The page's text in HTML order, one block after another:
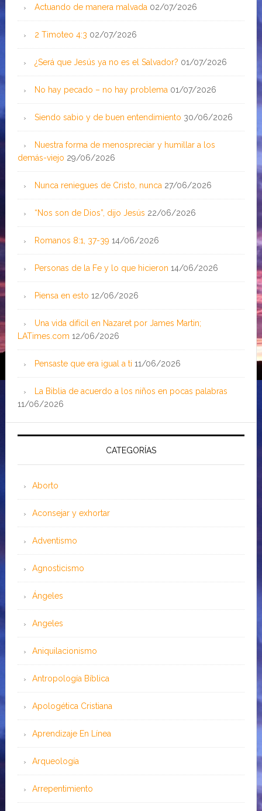
Actuando de manera malvada 02/07/2026
2 Timoteo 4:3 02/07/2026
¿Será que Jesús ya no es el Salvador? 01/07/2026
No hay pecado – no hay problema 01/07/2026
Siendo sabio y de buen entendimiento 30/06/2026
Nuestra forma de menospreciar y humillar a los
demás-viejo 29/06/2026
Nunca reniegues de Cristo, nunca 27/06/2026
“Nos son de Dios”, dijo Jesús 22/06/2026
Romanos 8:1, 37-39 14/06/2026
Personas de la Fe y lo que hicieron 14/06/2026
Piensa en esto 12/06/2026
Una vida difícil en Nazaret por James Martin;
LATimes.com 12/06/2026
Pensaste que era igual a ti 11/06/2026
La Biblia de acuerdo a los niños en pocas palabras
11/06/2026
CATEGORÍAS
Aborto
Aconsejar y exhortar
Adventismo
Agnosticismo
Ángeles
Angeles
Aniquilacionismo
Antropología Bíblica
Apologética Cristiana
Aprendizaje En Línea
Arqueología
Arrepentimiento